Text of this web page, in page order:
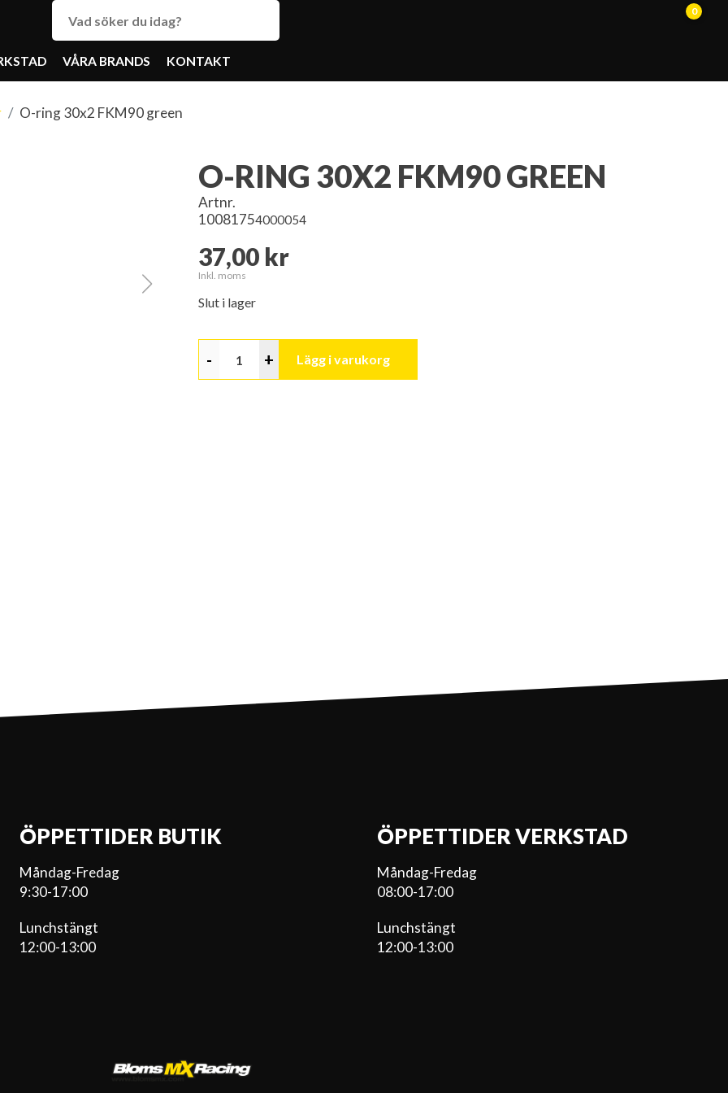
0
VÅRA BRANDS KONTAKT
O-ring 30x2 FKM90 green
O-RING 30X2 FKM90 GREEN
Artnr.
10081754000054
37,00 kr
Inkl. moms
Slut i lager
- + Lägg i varukorg
ÖPPETTIDER BUTIK
Måndag-Fredag
9:30-17:00
Lunchstängt
12:00-13:00
ÖPPETTIDER VERKSTAD
Måndag-Fredag
08:00-17:00
Lunchstängt
12:00-13:00